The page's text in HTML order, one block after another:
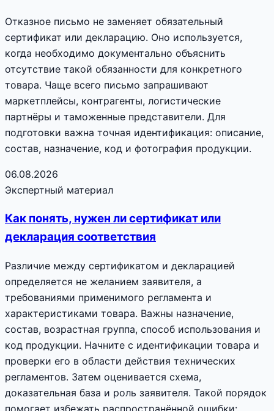
Отказное письмо не заменяет обязательный
сертификат или декларацию. Оно используется,
когда необходимо документально объяснить
отсутствие такой обязанности для конкретного
товара. Чаще всего письмо запрашивают
маркетплейсы, контрагенты, логистические
партнёры и таможенные представители. Для
подготовки важна точная идентификация: описание,
состав, назначение, код и фотография продукции.
06.08.2026
Экспертный материал
Как понять, нужен ли сертификат или
декларация соответствия
Различие между сертификатом и декларацией
определяется не желанием заявителя, а
требованиями применимого регламента и
характеристиками товара. Важны назначение,
состав, возрастная группа, способ использования и
код продукции. Начните с идентификации товара и
проверки его в области действия технических
регламентов. Затем оценивается схема,
доказательная база и роль заявителя. Такой порядок
помогает избежать распространённой ошибки: